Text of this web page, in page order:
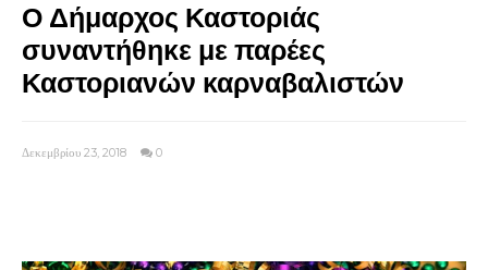
Ο Δήμαρχος Καστοριάς
συναντήθηκε με παρέες
Καστοριανών καρναβαλιστών
Δεκεμβρίου 23, 2018 0